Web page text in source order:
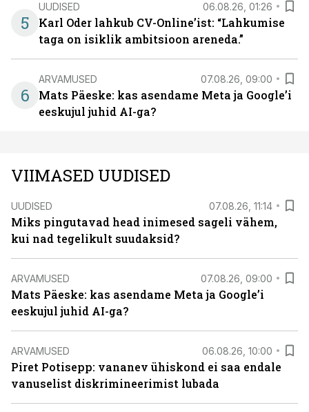
5
UUDISED 06.08.26, 01:26
Karl Oder lahkub CV-Online’ist: “Lahkumise
taga on isiklik ambitsioon areneda.”
6
ARVAMUSED 07.08.26, 09:00
Mats Päeske: kas asendame Meta ja Google’i
eeskujul juhid AI-ga?
VIIMASED UUDISED
UUDISED 07.08.26, 11:14
Miks pingutavad head inimesed sageli vähem,
kui nad tegelikult suudaksid?
ARVAMUSED 07.08.26, 09:00
Mats Päeske: kas asendame Meta ja Google’i
eeskujul juhid AI-ga?
ARVAMUSED 06.08.26, 10:00
Piret Potisepp: vananev ühiskond ei saa endale
vanuselist diskrimineerimist lubada